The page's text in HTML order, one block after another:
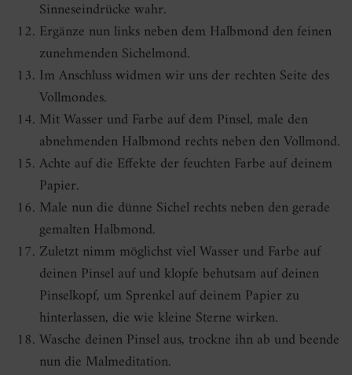
Sinneseindrücke wahr.
Ergänze nun links neben dem Halbmond den feinen
zunehmenden Sichelmond.
Im Anschluss widmen wir uns der rechten Seite des
Vollmondes.
Mit Wasser und Farbe auf dem Pinsel, male den
abnehmenden Halbmond rechts neben den Vollmond.
Achte auf die Effekte der feuchten Farbe auf deinem
Papier.
Male nun die dünne Sichel rechts neben den gerade
gemalten Halbmond.
Zuletzt nimm möglichst viel Wasser und Farbe auf
deinen Pinsel auf und klopfe behutsam auf deinen
Pinselkopf, um Sprenkel auf deinem Papier zu
hinterlassen, die wie kleine Sterne wirken.
Wasche deinen Pinsel aus, trockne ihn ab und beende
nun die Malmeditation.